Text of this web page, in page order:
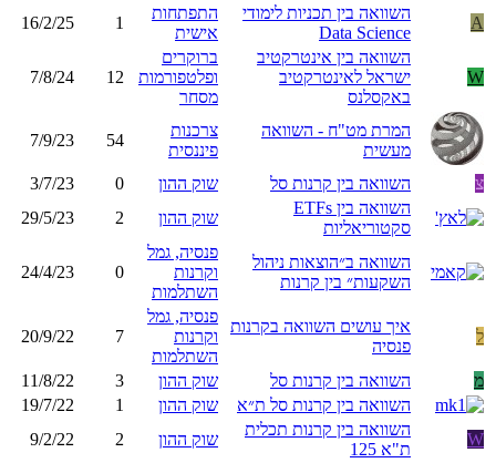
A
השוואה בין תכניות לימודי
Data Science
התפתחות
אישית
1
16/2/25
W
השוואה בין אינטרקטיב
ישראל לאינטרקטיב
באקסלנס
ברוקרים
ופלטפורמות
מסחר
12
7/8/24
המרת מט"ח - השוואה
מעשית
צרכנות
פיננסית
54
7/9/23
צ השוואה בין קרנות סל שוק ההון 0
3/7/23
השוואה בין ETFs
סקטוריאליות
שוק ההון 2
29/5/23
השוואה ב״הוצאות ניהול
השקעות״ בין קרנות
פנסיה, גמל
וקרנות
השתלמות
0
24/4/23
ל
איך עושים השוואה בקרנות
פנסיה
פנסיה, גמל
וקרנות
השתלמות
7
20/9/22
מ השוואה בין קרנות סל שוק ההון 3
11/8/22
השוואה בין קרנות סל ת״א
שוק ההון 1
19/7/22
W
השוואה בין קרנות תכלית
ת"א 125
שוק ההון 2
9/2/22